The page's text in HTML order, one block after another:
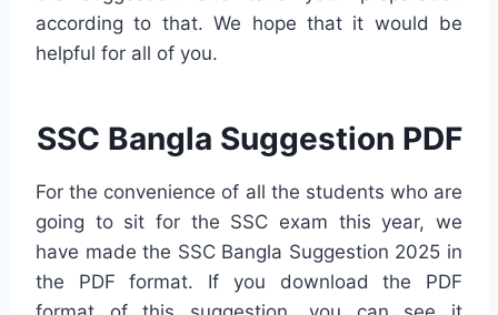
according to that. We hope that it would be
helpful for all of you.
SSC Bangla Suggestion PDF
For the convenience of all the students who are
going to sit for the SSC exam this year, we
have made the SSC Bangla Suggestion 2025 in
the PDF format. If you download the PDF